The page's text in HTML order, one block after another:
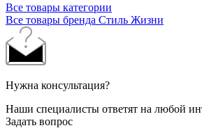
Все товары категории
Все товары бренда Стиль Жизни
Нужна консультация?
Наши специалисты ответят на любой
Задать вопрос